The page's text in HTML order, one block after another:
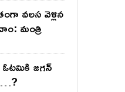
వలస వెళ్లిన
మంత్రి
జ‌గ‌న్